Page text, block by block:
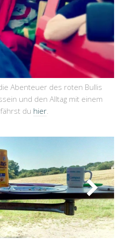
Abenteuer des roten Bullis
und den Alltag mit einem
du hier